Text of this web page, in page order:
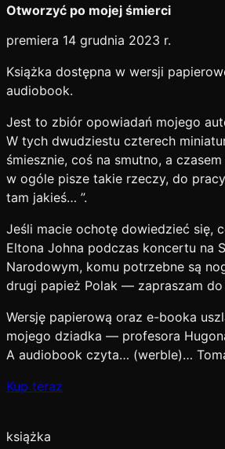
Otworzyć po mojej śmierci
premiera 14 grudnia 2023 r.
Książka dostępna w wersji
audiobook.
Jest to zbiór opowiadań mojego
W tych dwudziestu czterech
śmiesznie, coś na smutno, a
w ogóle pisze takie rzeczy, do
tam jakieś… ”.
Jeśli macie ochotę dowiedzieć się,
Eltona Johna podczas koncertu na
Narodowym, komu potrzebne są
drugi papież Polak — zapraszam
Wersję papierową oraz e-booka
mojego dziadka — profesora
A audiobook czyta… (werble)…
Kup teraz
książka